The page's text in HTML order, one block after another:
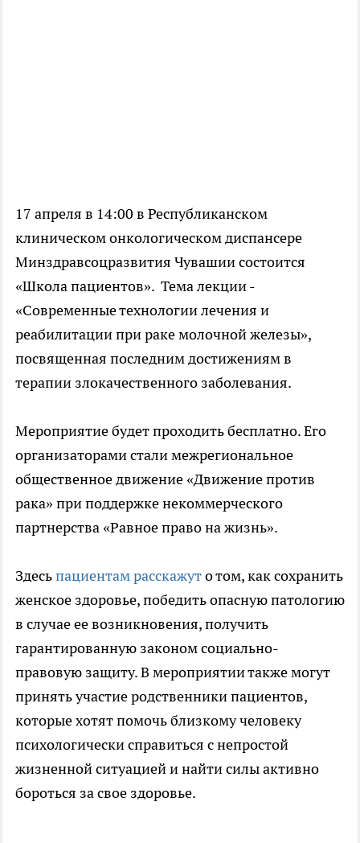
17 апреля в 14:00 в Республиканском
клиническом онкологическом диспансере
Минздравсоцразвития Чувашии состоится
«Школа пациентов». Тема лекции -
«Современные технологии лечения и
реабилитации при раке молочной железы»,
посвященная последним достижениям в
терапии злокачественного заболевания.
Мероприятие будет проходить бесплатно. Его
организаторами стали межрегиональное
общественное движение «Движение против
рака» при поддержке некоммерческого
партнерства «Равное право на жизнь».
Здесьпациентам расскажуто том, как сохранить
женское здоровье, победить опасную патологию
в случае ее возникновения, получить
гарантированную законом социально-
правовую защиту. В мероприятии также могут
принять участие родственники пациентов,
которые хотят помочь близкому человеку
психологически справиться с непростой
жизненной ситуацией и найти силы активно
бороться за свое здоровье.